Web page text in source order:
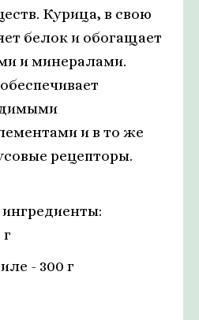
Курица, в свою
белок и обогащает
и минералами.
и в то же
рецепторы.
- 300 г